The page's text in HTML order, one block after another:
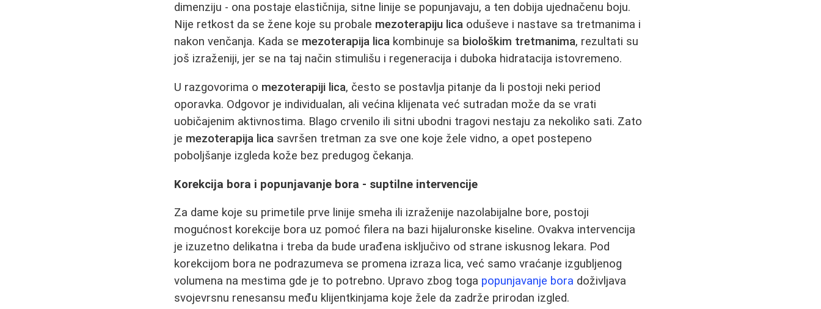
dimenziju - ona postaje elastičnija, sitne linije se popunjavaju, a ten dobija ujednačenu boju.
Nije retkost da se žene koje su probale mezoterapiju lica oduševe i nastave sa tretmanima i
nakon venčanja. Kada se mezoterapija lica kombinuje sa biološkim tretmanima, rezultati su
još izraženiji, jer se na taj način stimulišu i regeneracija i duboka hidratacija istovremeno.
U razgovorima o mezoterapiji lica, često se postavlja pitanje da li postoji neki period
oporavka. Odgovor je individualan, ali većina klijenata već sutradan može da se vrati
uobičajenim aktivnostima. Blago crvenilo ili sitni ubodni tragovi nestaju za nekoliko sati. Zato
je mezoterapija lica savršen tretman za sve one koje žele vidno, a opet postepeno
poboljšanje izgleda kože bez predugog čekanja.
Korekcija bora i popunjavanje bora - suptilne intervencije
Za dame koje su primetile prve linije smeha ili izraženije nazolabijalne bore, postoji
mogućnost korekcije bora uz pomoć filera na bazi hijaluronske kiseline. Ovakva intervencija
je izuzetno delikatna i treba da bude urađena isključivo od strane iskusnog lekara. Pod
korekcijom bora ne podrazumeva se promena izraza lica, već samo vraćanje izgubljenog
volumena na mestima gde je to potrebno. Upravo zbog toga popunjavanje bora doživljava
svojevrsnu renesansu među klijentkinjama koje žele da zadrže prirodan izgled.